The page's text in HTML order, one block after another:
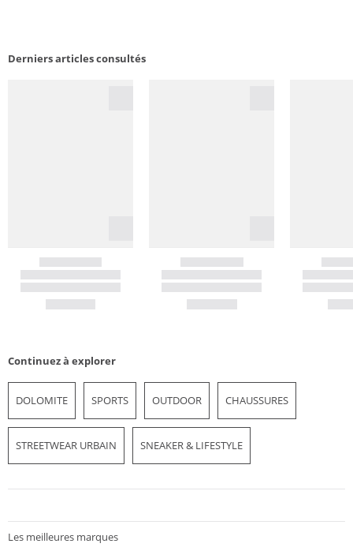
Derniers articles consultés
Continuez à explorer
DOLOMITE SPORTS OUTDOOR CHAUSSURES
STREETWEAR URBAIN SNEAKER & LIFESTYLE
Les meilleures marques